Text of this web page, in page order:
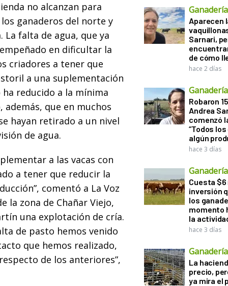
no alcanzan para
ganaderos del norte y
falta de agua, que ya
en dificultar la
criadores a tener que
a una suplementación
reducido a la mínima
que en muchos
hayan retirado a un nivel
de agua.
a las vacas con
a tener que reducir la
comentó a La Voz
la zona de Chañar Viejo,
una explotación de cría.
de pasto hemos venido
que hemos realizado,
de los anteriores”,
Ganadería
Aparecen
Sarnari,
de cómo
hace 2 días
Ganadería
Robaron
Andrea
comenzó
“Todos
algún
hace 3 días
Ganadería
Cuesta
inversión
los
momento
la
hace 3 días
Ganadería
La
precio,
ya mira el